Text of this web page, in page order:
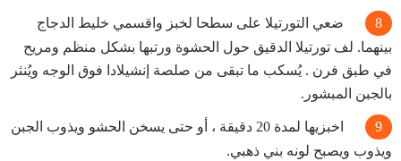
ضعي التورتيلا على سطحا لخبز واقسمي خليط الدجاج
بينهما. لف تورتيلا الدقيق حول الحشوة ورتبها بشكل منظم ومريح
في طبق فرن . يُسكب ما تبقى من صلصة إنشيلادا فوق الوجه ويُنثر
بالجبن المبشور.
اخبزيها لمدة 20 دقيقة ، أو حتى يسخن الحشو ويذوب الجبن
ويذوب ويصبح لونه بني ذهبي.